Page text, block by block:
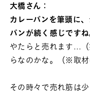
大橋さん：
カレーパンを筆頭に
パンが続く感じですね
やたらと売れます…
らなのかな。（※取材
その時々で売れ筋は